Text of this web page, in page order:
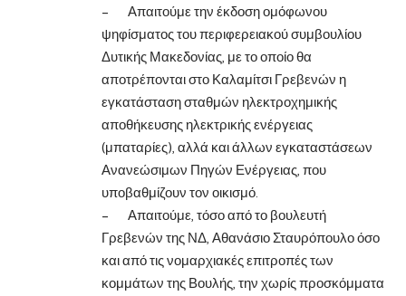
– Απαιτούμε την έκδοση ομόφωνου
ψηφίσματος του περιφερειακού συμβουλίου
Δυτικής Μακεδονίας, με το οποίο θα
αποτρέπονται στο Καλαμίτσι Γρεβενών η
εγκατάσταση σταθμών ηλεκτροχημικής
αποθήκευσης ηλεκτρικής ενέργειας
(μπαταρίες), αλλά και άλλων εγκαταστάσεων
Ανανεώσιμων Πηγών Ενέργειας, που
υποβαθμίζουν τον οικισμό.
– Απαιτούμε, τόσο από το βουλευτή
Γρεβενών της ΝΔ, Αθανάσιο Σταυρόπουλο όσο
και από τις νομαρχιακές επιτροπές των
κομμάτων της Βουλής, την χωρίς προσκόμματα